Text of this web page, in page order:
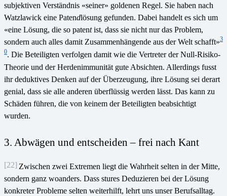
subjektiven Verständnis «seiner» goldenen Regel. Sie haben nach
Watzlawick eine Patendlösung gefunden. Dabei handelt es sich um
«eine Lösung, die so patentist, dass sie nicht nur das Problem,
sondern auch alles damit Zusammenhängende aus der Welt schafft»3
0. Die Beteiligten verfolgen damit wie die Vertreter der Null-Risiko-
Theorie und der Herdenimmunität gute Absichten. Allerdings fusst
ihr deduktives Denken auf der Überzeugung, ihre Lösung sei derart
genial, dass sie alle anderen überflüssig werden lässt. Das kann zu
Schäden führen, die von keinem der Beteiligten beabsichtigt
wurden.
3. Abwägen und entscheiden – frei nach Kant
[22] Zwischen zwei Extremen liegt die Wahrheit selten in der Mitte,
sondern ganz woanders. Dass stures Deduzieren bei der Lösung
konkreter Probleme selten weiterhilft, lehrt uns unser Berufsalltag.